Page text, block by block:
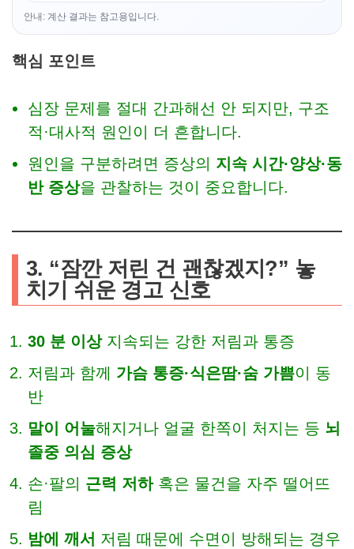
안내: 계산 결과는 참고용입니다.
핵심 포인트
심장 문제를 절대 간과해선 안 되지만, 구조
적·대사적 원인이 더 흔합니다.
원인을 구분하려면 증상의 지속 시간·양상·동
반 증상을 관찰하는 것이 중요합니다.
3. “잠깐 저린 건 괜찮겠지?” 놓
치기 쉬운 경고 신호
30 분 이상지속되는 강한 저림과 통증
저림과 함께 가슴 통증·식은땀·숨 가쁨이 동
반
말이 어눌해지거나 얼굴 한쪽이 처지는 등 뇌
졸중 의심 증상
손·팔의 근력 저하혹은 물건을 자주 떨어뜨
림
밤에 깨서 저림 때문에 수면이 방해되는 경우